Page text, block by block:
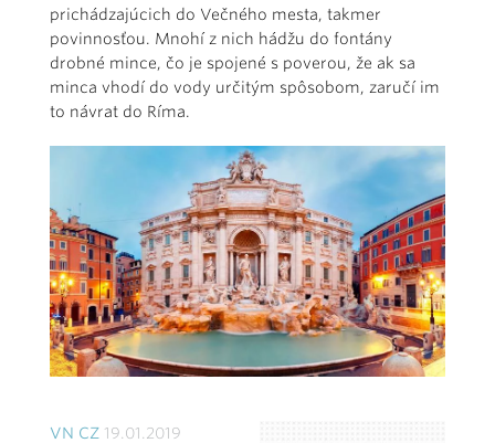
prichádzajúcich do Večného mesta, takmer
povinnosťou. Mnohí z nich hádžu do fontány
drobné mince, čo je spojené s poverou, že ak sa
minca vhodí do vody určitým spôsobom, zaručí im
to návrat do Ríma.
VN CZ 19.01.2019